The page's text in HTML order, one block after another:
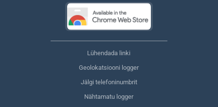
Lühendada linki
Geolokatsiooni logger
Jälgi telefoninumbrit
Nähtamatu logger